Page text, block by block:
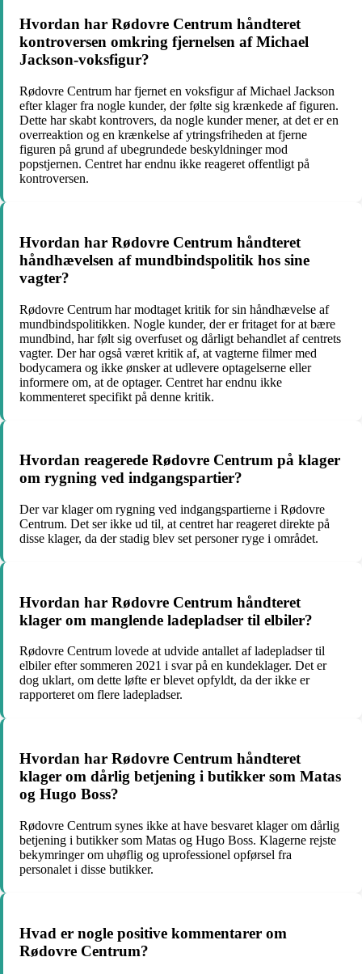
Hvordan har Rødovre Centrum håndteret
kontroversen omkring fjernelsen af Michael
Jackson-voksfigur?
Rødovre Centrum har fjernet en voksfigur af Michael Jackson
efter klager fra nogle kunder, der følte sig krænkede af figuren.
Dette har skabt kontrovers, da nogle kunder mener, at det er en
overreaktion og en krænkelse af ytringsfriheden at fjerne
figuren på grund af ubegrundede beskyldninger mod
popstjernen. Centret har endnu ikke reageret offentligt på
kontroversen.
Hvordan har Rødovre Centrum håndteret
håndhævelsen af mundbindspolitik hos sine
vagter?
Rødovre Centrum har modtaget kritik for sin håndhævelse af
mundbindspolitikken. Nogle kunder, der er fritaget for at bære
mundbind, har følt sig overfuset og dårligt behandlet af centrets
vagter. Der har også været kritik af, at vagterne filmer med
bodycamera og ikke ønsker at udlevere optagelserne eller
informere om, at de optager. Centret har endnu ikke
kommenteret specifikt på denne kritik.
Hvordan reagerede Rødovre Centrum på klager
om rygning ved indgangspartier?
Der var klager om rygning ved indgangspartierne i Rødovre
Centrum. Det ser ikke ud til, at centret har reageret direkte på
disse klager, da der stadig blev set personer ryge i området.
Hvordan har Rødovre Centrum håndteret
klager om manglende ladepladser til elbiler?
Rødovre Centrum lovede at udvide antallet af ladepladser til
elbiler efter sommeren 2021 i svar på en kundeklager. Det er
dog uklart, om dette løfte er blevet opfyldt, da der ikke er
rapporteret om flere ladepladser.
Hvordan har Rødovre Centrum håndteret
klager om dårlig betjening i butikker som Matas
og Hugo Boss?
Rødovre Centrum synes ikke at have besvaret klager om dårlig
betjening i butikker som Matas og Hugo Boss. Klagerne rejste
bekymringer om uhøflig og uprofessionel opførsel fra
personalet i disse butikker.
Hvad er nogle positive kommentarer om
Rødovre Centrum?